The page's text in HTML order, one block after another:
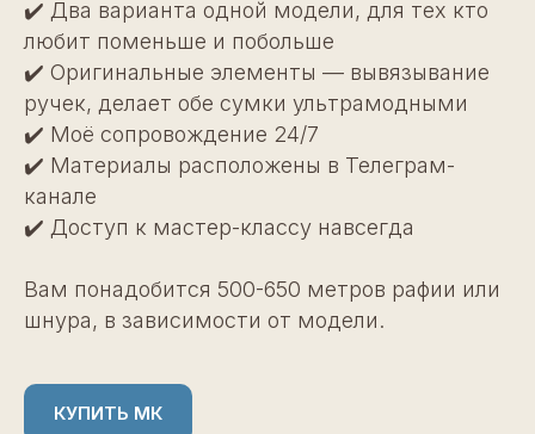
✔️ Два варианта одной модели, для тех кто
любит поменьше и побольше
✔️ Оригинальные элементы — вывязывание
ручек, делает обе сумки ультрамодными
✔️ Моё сопровождение 24/7
✔️ Материалы расположены в Телеграм-
канале
✔️ Доступ к мастер-классу навсегда
Вам понадобится 500-650 метров рафии или
шнура, в зависимости от модели.
КУПИТЬ МК